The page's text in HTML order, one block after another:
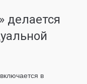
делается
в